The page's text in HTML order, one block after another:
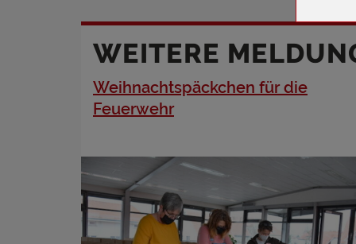
WEITERE
Weihnachtspäckchen für die
Feuerwehr